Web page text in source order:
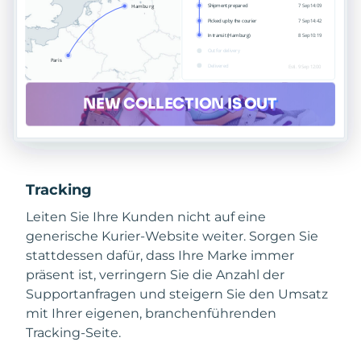
Tracking
Leiten Sie Ihre Kunden nicht auf eine
generische Kurier-Website weiter. Sorgen Sie
stattdessen dafür, dass Ihre Marke immer
präsent ist, verringern Sie die Anzahl der
Supportanfragen und steigern Sie den Umsatz
mit Ihrer eigenen, branchenführenden
Tracking-Seite.